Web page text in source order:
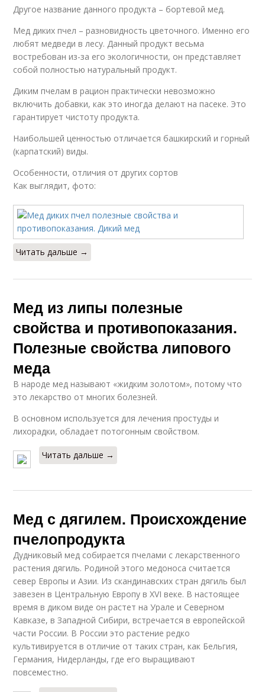
Другое название данного продукта – бортевой мед.
Мед диких пчел – разновидность цветочного. Именно его
любят медведи в лесу. Данный продукт весьма
востребован из-за его экологичности, он представляет
собой полностью натуральный продукт.
Диким пчелам в рацион практически невозможно
включить добавки, как это иногда делают на пасеке. Это
гарантирует чистоту продукта.
Наибольшей ценностью отличается башкирский и горный
(карпатский) виды.
Особенности, отличия от других сортов
Как выглядит, фото:
Читать дальше →
Мед из липы полезные
свойства и противопоказания.
Полезные свойства липового
меда
В народе мед называют «жидким золотом», потому что
это лекарство от многих болезней.
В основном используется для лечения простуды и
лихорадки, обладает потогонным свойством.
Читать дальше →
Мед с дягилем. Происхождение
пчелопродукта
Дудниковый мед собирается пчелами с лекарственного
растения дягиль. Родиной этого медоноса считается
север Европы и Азии. Из скандинавских стран дягиль был
завезен в Центральную Европу в XVI веке. В настоящее
время в диком виде он растет на Урале и Северном
Кавказе, в Западной Сибири, встречается в европейской
части России. В России это растение редко
культивируется в отличие от таких стран, как Бельгия,
Германия, Нидерланды, где его выращивают
повсеместно.